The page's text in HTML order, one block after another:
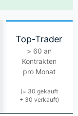
Top-Trader
> 60 an
Kontrakten
pro Monat
(= 30 gekauft
+ 30 verkauft)